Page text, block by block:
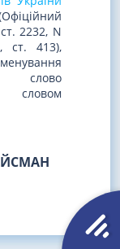
2232, N
ст. 413),
слово
словом